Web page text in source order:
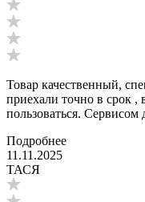
Товар качественный,
приехали точно в срок ,
пользоваться. Сервисом
Подробнее
11.11.2025
ТАСЯ